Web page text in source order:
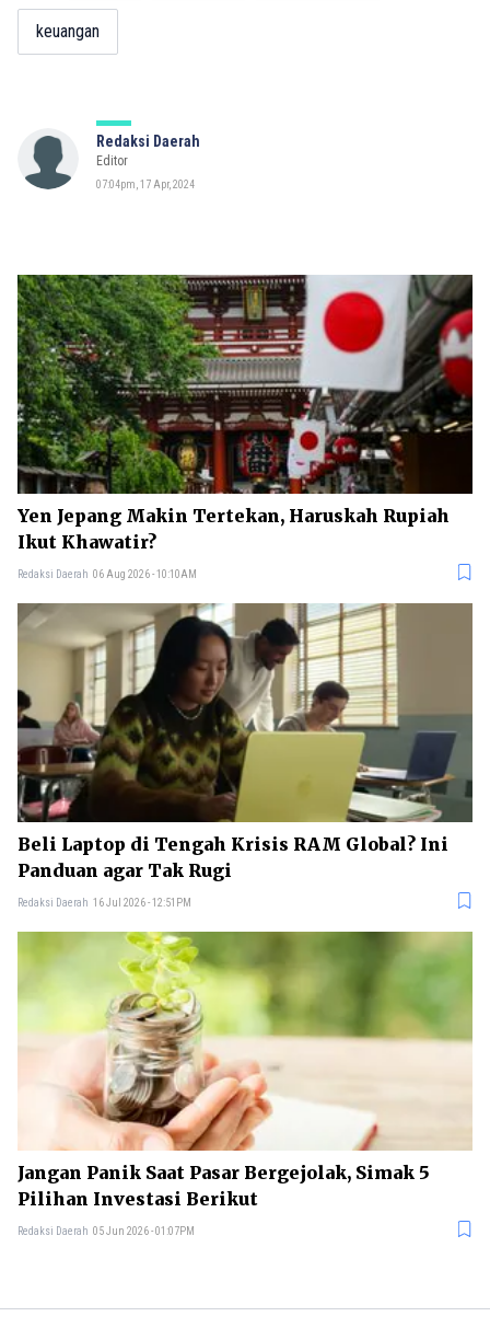
keuangan
Redaksi Daerah
Editor
07:04pm, 17 Apr, 2024
Yen Jepang Makin Tertekan, Haruskah Rupiah
Ikut Khawatir?
Redaksi Daerah 06 Aug 2026 - 10:10AM
Beli Laptop di Tengah Krisis RAM Global? Ini
Panduan agar Tak Rugi
Redaksi Daerah 16 Jul 2026 - 12:51PM
Jangan Panik Saat Pasar Bergejolak, Simak 5
Pilihan Investasi Berikut
Redaksi Daerah 05 Jun 2026 - 01:07PM